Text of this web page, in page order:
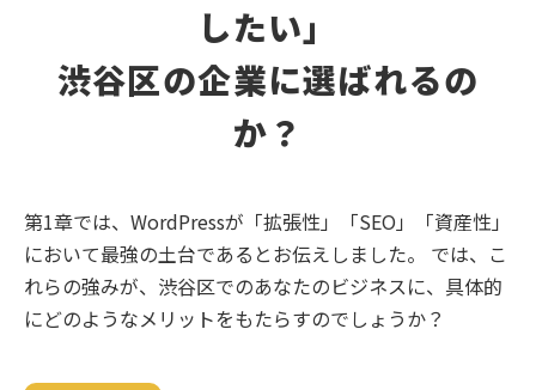
したい」
渋谷区の企業に選ばれるの
か？
第1章では、WordPressが「拡張性」「SEO」「資産性」
において最強の土台であるとお伝えしました。 では、こ
れらの強みが、渋谷区でのあなたのビジネスに、具体的
にどのようなメリットをもたらすのでしょうか？